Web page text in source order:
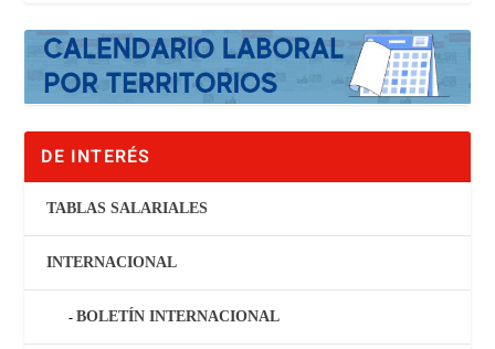
DE INTERÉS
TABLAS SALARIALES
INTERNACIONAL
BOLETÍN INTERNACIONAL